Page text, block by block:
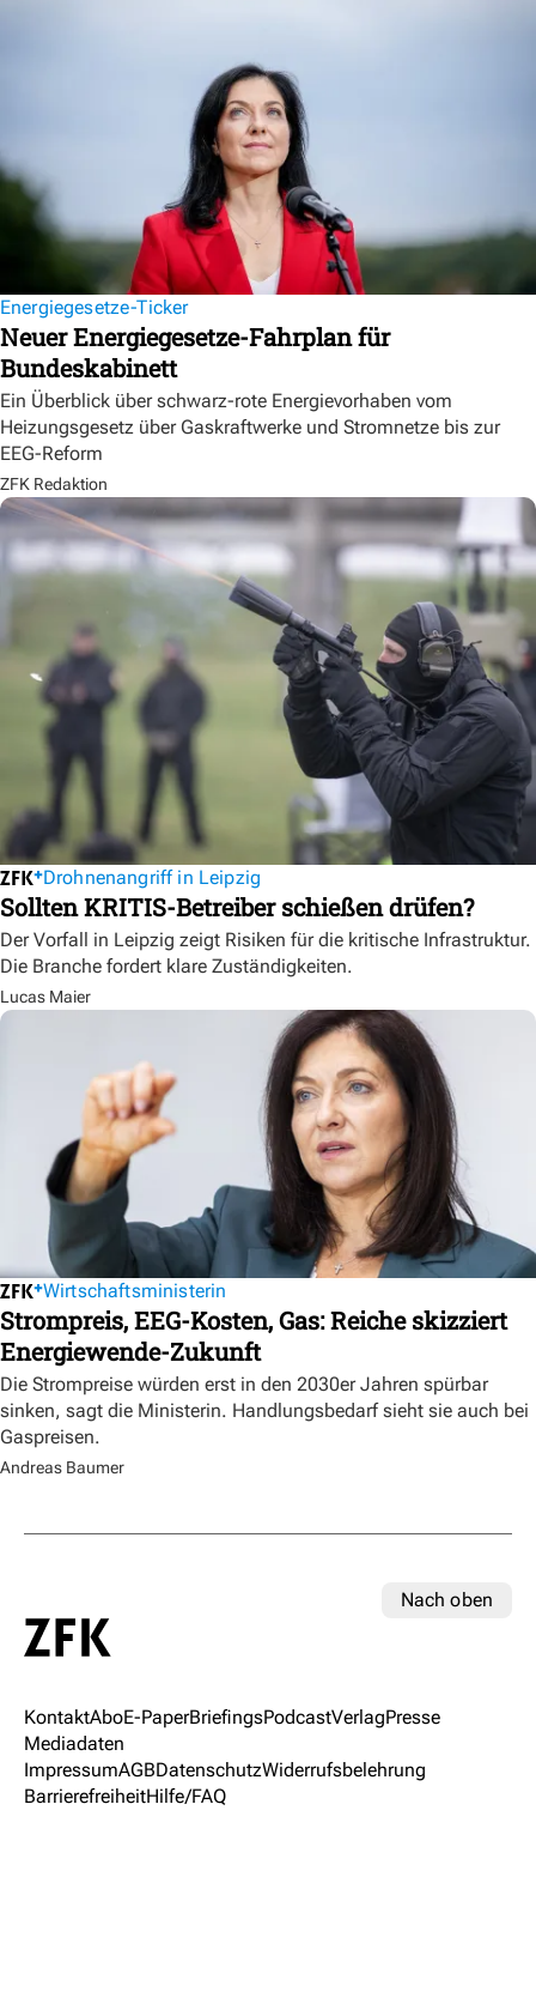
Energiegesetze-Ticker
Neuer Energiegesetze-Fahrplan für
Bundeskabinett
Ein Überblick über schwarz-rote Energievorhaben vom
Heizungsgesetz über Gaskraftwerke und Stromnetze bis zur
EEG-Reform
ZFK Redaktion
Drohnenangriff in Leipzig
Sollten KRITIS-Betreiber schießen drüfen?
Der Vorfall in Leipzig zeigt Risiken für die kritische Infrastruktur.
Die Branche fordert klare Zuständigkeiten.
Lucas Maier
Wirtschaftsministerin
Strompreis, EEG-Kosten, Gas: Reiche skizziert
Energiewende-Zukunft
Die Strompreise würden erst in den 2030er Jahren spürbar
sinken, sagt die Ministerin. Handlungsbedarf sieht sie auch bei
Gaspreisen.
Andreas Baumer
Nach oben
KontaktAboE-PaperBriefingsPodcastVerlagPresse
Mediadaten
ImpressumAGBDatenschutzWiderrufsbelehrung
BarrierefreiheitHilfe/FAQ